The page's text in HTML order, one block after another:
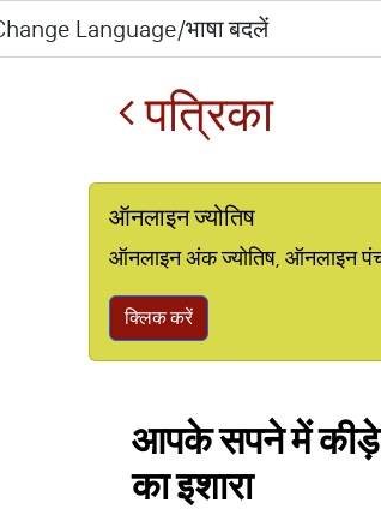
पत्रिका
ऑनलाइन ज्योतिष
ऑनलाइन अंक ज्योतिष, ऑनलाइन
क्लिक करें
आपके सपने में कीड़े
का इशारा